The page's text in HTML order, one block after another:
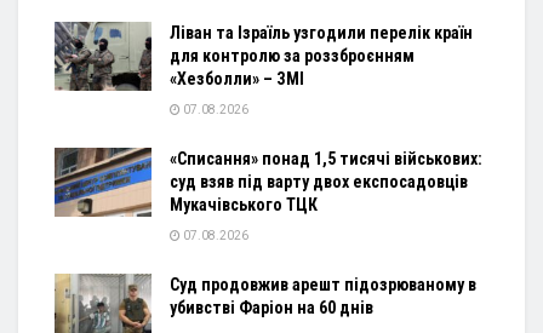
Ліван та Ізраїль узгодили перелік країн
для контролю за роззброєнням
«Хезболли» – ЗМІ
07.08.2026
«Списання» понад 1,5 тисячі військових:
суд взяв під варту двох експосадовців
Мукачівського ТЦК
07.08.2026
Суд продовжив арешт підозрюваному в
убивстві Фаріон на 60 днів